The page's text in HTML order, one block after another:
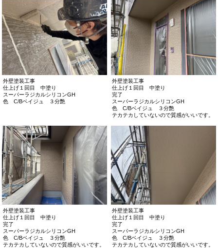
外壁塗装工事
仕上げ１回目 中塗り
スーパーラジカルシリコンGH
色 C/Bベイジュ ３分艶
外壁塗装工事
仕上げ１回目 中塗り
完了
スーパーラジカルシリコンGH
色 C/Bベイジュ ３分艶
テカテカしていないので質感がいいです。
外壁塗装工事
仕上げ１回目 中塗り
完了
スーパーラジカルシリコンGH
色 C/Bベイジュ ３分艶
テカテカしていないので質感がいいです。
外壁塗装工事
仕上げ１回目 中塗り
完了
スーパーラジカルシリコンGH
色 C/Bベイジュ ３分艶
テカテカしていないので質感がいいです。